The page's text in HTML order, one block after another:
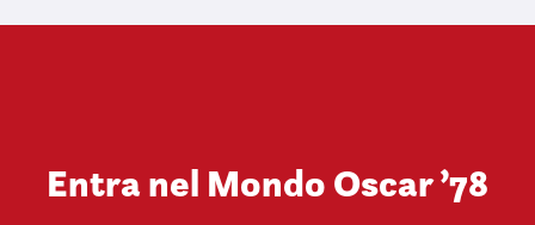
Entra nel Mondo Oscar ’78